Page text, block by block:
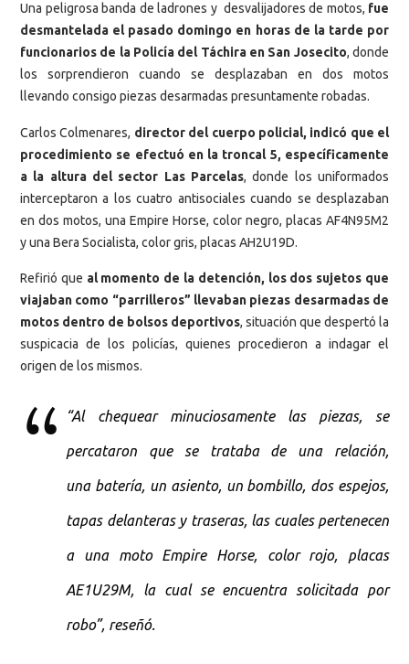
Una peligrosa banda de ladrones y desvalijadores de motos, fue
desmantelada el pasado domingo en horas de la tarde por
funcionarios de la Policía del Táchira en San Josecito, donde
los sorprendieron cuando se desplazaban en dos motos
llevando consigo piezas desarmadas presuntamente robadas.
Carlos Colmenares, director del cuerpo policial, indicó que el
procedimiento se efectuó en la troncal 5, específicamente
a la altura del sector Las Parcelas, donde los uniformados
interceptaron a los cuatro antisociales cuando se desplazaban
en dos motos, una Empire Horse, color negro, placas AF4N95M2
y una Bera Socialista, color gris, placas AH2U19D.
Refirió que al momento de la detención, los dos sujetos que
viajaban como “parrilleros” llevaban piezas desarmadas de
motos dentro de bolsos deportivos, situación que despertó la
suspicacia de los policías, quienes procedieron a indagar el
origen de los mismos.
“Al chequear minuciosamente las piezas, se
percataron que se trataba de una relación,
una batería, un asiento, un bombillo, dos espejos,
tapas delanteras y traseras, las cuales pertenecen
a una moto Empire Horse, color rojo, placas
AE1U29M, la cual se encuentra solicitada por
robo”, reseñó.